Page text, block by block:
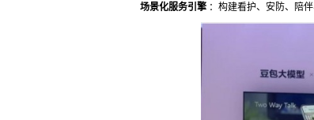
场景化服务引擎 ：构建看护、安防、陪